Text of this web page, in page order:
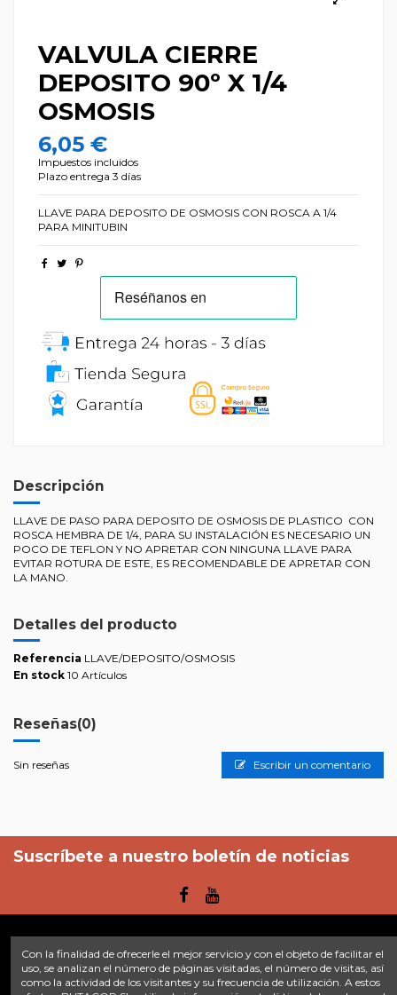
VALVULA CIERRE
DEPOSITO 90º X 1/4
OSMOSIS
6,05 €
Impuestos incluidos
Plazo entrega 3 días
LLAVE PARA DEPOSITO DE OSMOSIS CON ROSCA A 1/4
PARA MINITUBIN
Descripción
LLAVE DE PASO PARA DEPOSITO DE OSMOSIS DE PLASTICO CON
ROSCA HEMBRA DE 1/4, PARA SU INSTALACIÓN ES NECESARIO UN
POCO DE TEFLON Y NO APRETAR CON NINGUNA LLAVE PARA
EVITAR ROTURA DE ESTE, ES RECOMENDABLE DE APRETAR CON
LA MANO.
Detalles del producto
Referencia LLAVE/DEPOSITO/OSMOSIS
En stock 10 Artículos
Reseñas(0)
Sin reseñas Escribir un comentario
Suscríbete a nuestro boletín de noticias
Enlaces
Con la finalidad de ofrecerle el mejor servicio y con el objeto de facilitar el
uso, se analizan el número de páginas visitadas, el número de visitas, así
como la actividad de los visitantes y su frecuencia de utilización. A estos